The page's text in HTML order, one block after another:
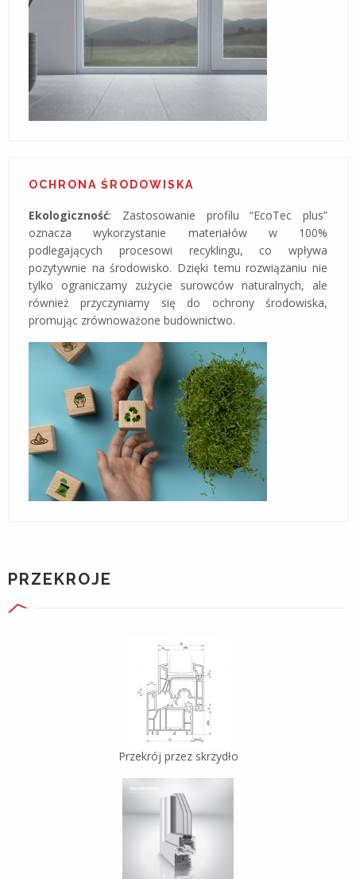
OCHRONA ŚRODOWISKA
Ekologiczność: Zastosowanie profilu “EcoTec plus”
oznacza wykorzystanie materiałów w 100%
podlegających procesowi recyklingu, co wpływa
pozytywnie na środowisko. Dzięki temu rozwiązaniu nie
tylko ograniczamy zużycie surowców naturalnych, ale
również przyczyniamy się do ochrony środowiska,
promując zrównoważone budownictwo.
PRZEKROJE
Przekrój przez skrzydło